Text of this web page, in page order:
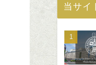
当サイ